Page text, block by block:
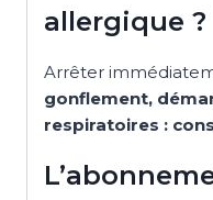
allergique ?
Arrêter
gonflement,
respiratoires :